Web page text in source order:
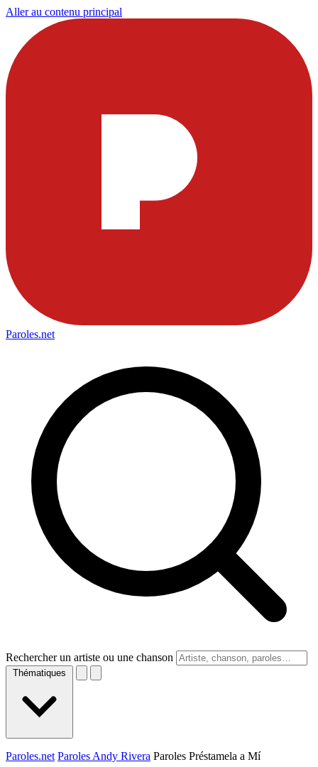
Aller au contenu principal
Paroles.net
Rechercher un artiste ou une chanson
Thématiques
Paroles.net Paroles Andy Rivera Paroles Préstamela a Mí